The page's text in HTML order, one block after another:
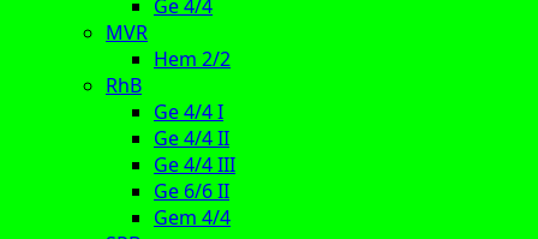
Ge 4/4
MVR
Hem 2/2
RhB
Ge 4/4 I
Ge 4/4 II
Ge 4/4 III
Ge 6/6 II
Gem 4/4